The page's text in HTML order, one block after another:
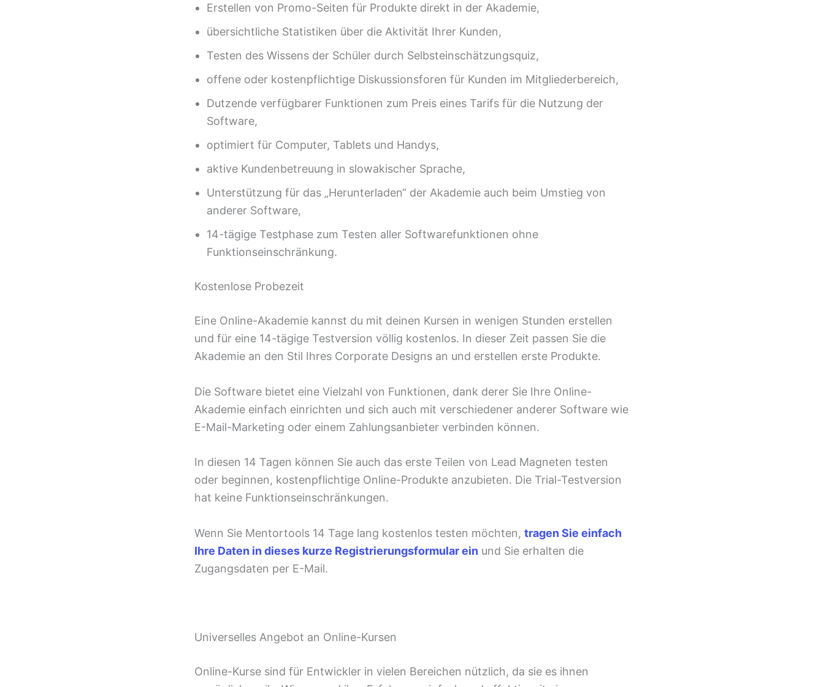
Erstellen von Promo-Seiten für Produkte direkt in der Akademie,
übersichtliche Statistiken über die Aktivität Ihrer Kunden,
Testen des Wissens der Schüler durch Selbsteinschätzungsquiz,
offene oder kostenpflichtige Diskussionsforen für Kunden im Mitgliederbereich,
Dutzende verfügbarer Funktionen zum Preis eines Tarifs für die Nutzung der
Software,
optimiert für Computer, Tablets und Handys,
aktive Kundenbetreuung in slowakischer Sprache,
Unterstützung für das „Herunterladen“ der Akademie auch beim Umstieg von
anderer Software,
14-tägige Testphase zum Testen aller Softwarefunktionen ohne
Funktionseinschränkung.
Kostenlose Probezeit
Eine Online-Akademie kannst du mit deinen Kursen in wenigen Stunden erstellen
und für eine 14-tägige Testversion völlig kostenlos. In dieser Zeit passen Sie die
Akademie an den Stil Ihres Corporate Designs an und erstellen erste Produkte.
Die Software bietet eine Vielzahl von Funktionen, dank derer Sie Ihre Online-
Akademie einfach einrichten und sich auch mit verschiedener anderer Software wie
E-Mail-Marketing oder einem Zahlungsanbieter verbinden können.
In diesen 14 Tagen können Sie auch das erste Teilen von Lead Magneten testen
oder beginnen, kostenpflichtige Online-Produkte anzubieten. Die Trial-Testversion
hat keine Funktionseinschränkungen.
Wenn Sie Mentortools 14 Tage lang kostenlos testen möchten, tragen Sie einfach
Ihre Daten in dieses kurze Registrierungsformular ein und Sie erhalten die
Zugangsdaten per E-Mail.
Universelles Angebot an Online-Kursen
Online-Kurse sind für Entwickler in vielen Bereichen nützlich, da sie es ihnen